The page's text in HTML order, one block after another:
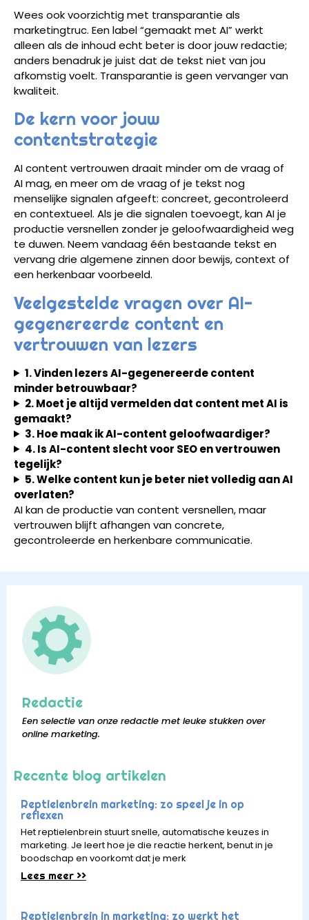
Wees ook voorzichtig met transparantie als
marketingtruc. Een label “gemaakt met AI” werkt
alleen als de inhoud echt beter is door jouw redactie;
anders benadruk je juist dat de tekst niet van jou
afkomstig voelt. Transparantie is geen vervanger van
kwaliteit.
De kern voor jouw
contentstrategie
AI content vertrouwen draait minder om de vraag of
AI mag, en meer om de vraag of je tekst nog
menselijke signalen afgeeft: concreet, gecontroleerd
en contextueel. Als je die signalen toevoegt, kan AI je
productie versnellen zonder je geloofwaardigheid weg
te duwen. Neem vandaag één bestaande tekst en
vervang drie algemene zinnen door bewijs, context of
een herkenbaar voorbeeld.
Veelgestelde vragen over AI-
gegenereerde content en
vertrouwen van lezers
1. Vinden lezers AI-gegenereerde content
minder betrouwbaar?
2. Moet je altijd vermelden dat content met AI is
gemaakt?
3. Hoe maak ik AI-content geloofwaardiger?
4. Is AI-content slecht voor SEO en vertrouwen
tegelijk?
5. Welke content kun je beter niet volledig aan AI
overlaten?
AI kan de productie van content versnellen, maar
vertrouwen blijft afhangen van concrete,
gecontroleerde en herkenbare communicatie.
Redactie
Een selectie van onze redactie met leuke stukken over
online marketing.
Recente blog artikelen
Reptielenbrein marketing: zo speel je in op
reflexen
Het reptielenbrein stuurt snelle, automatische keuzes in
marketing. Je leert hoe je die reactie herkent, benut in je
boodschap en voorkomt dat je merk
Lees meer >>
Reptielenbrein in marketing: zo werkt het